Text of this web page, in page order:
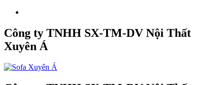
Công ty TNHH SX-TM-DV Nội Thất
Xuyên Á